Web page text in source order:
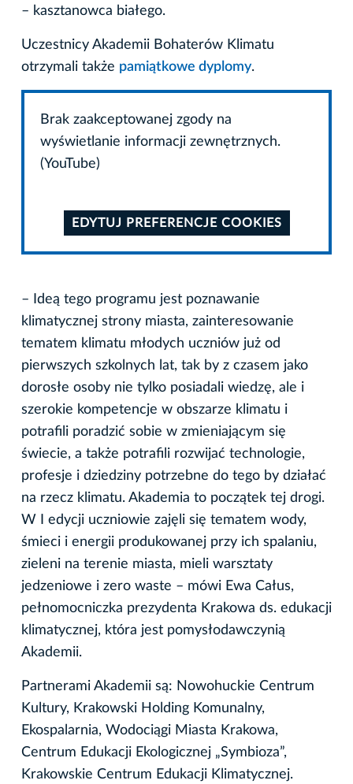
– kasztanowca białego.
Uczestnicy Akademii Bohaterów Klimatu
otrzymali także pamiątkowe dyplomy.
Brak zaakceptowanej zgody na
wyświetlanie informacji zewnętrznych.
(YouTube)
EDYTUJ PREFERENCJE COOKIES
– Ideą tego programu jest poznawanie
klimatycznej strony miasta, zainteresowanie
tematem klimatu młodych uczniów już od
pierwszych szkolnych lat, tak by z czasem jako
dorosłe osoby nie tylko posiadali wiedzę, ale i
szerokie kompetencje w obszarze klimatu i
potrafili poradzić sobie w zmieniającym się
świecie, a także potrafili rozwijać technologie,
profesje i dziedziny potrzebne do tego by działać
na rzecz klimatu. Akademia to początek tej drogi.
W I edycji uczniowie zajęli się tematem wody,
śmieci i energii produkowanej przy ich spalaniu,
zieleni na terenie miasta, mieli warsztaty
jedzeniowe i zero waste – mówi Ewa Całus,
pełnomocniczka prezydenta Krakowa ds. edukacji
klimatycznej, która jest pomysłodawczynią
Akademii.
Partnerami Akademii są: Nowohuckie Centrum
Kultury, Krakowski Holding Komunalny,
Ekospalarnia, Wodociągi Miasta Krakowa,
Centrum Edukacji Ekologicznej „Symbioza”,
Krakowskie Centrum Edukacji Klimatycznej.